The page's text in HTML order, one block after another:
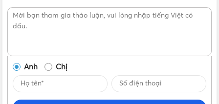
Với tổng công suất 5W, trong đó đèn chiếm 3W, đèn MPE
LDL1 sở hữu độ sáng đáng kinh ngạc với nhiệt độ màu
Xem thêm một số mẫu đèn bàn MPE tại đây
Anh Chị